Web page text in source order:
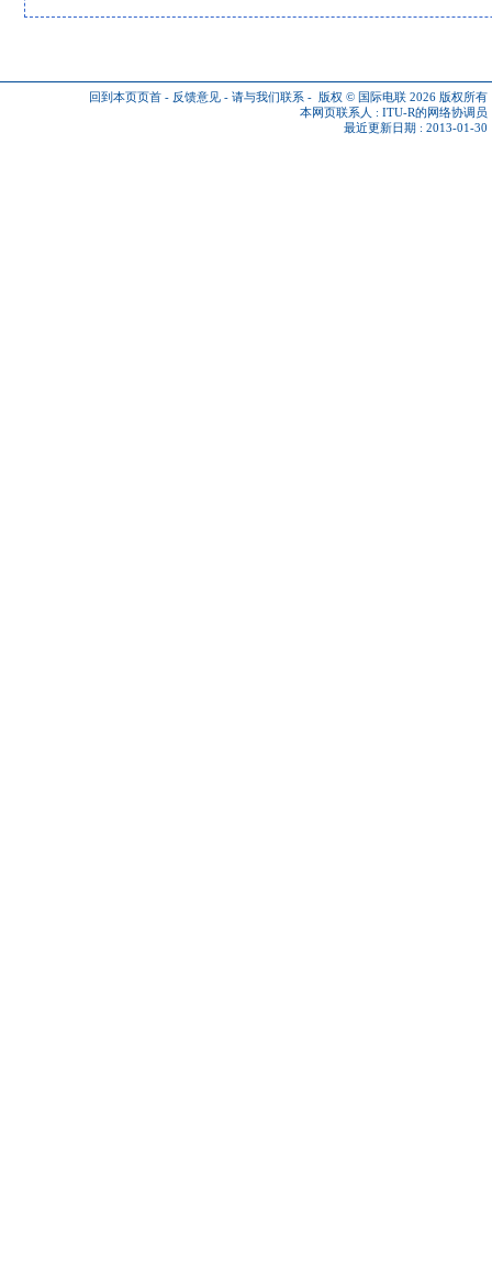
回到本页页首 - 反馈意见 - 请与我们联系 - 版权 © 国际电联 2026 版权所有
本网页联系人 : ITU-R的网络协调员
最近更新日期 : 2013-01-30